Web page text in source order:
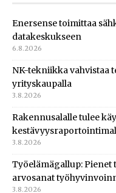
Enersense toimittaa
datakeskukseen
6.8.2026
NK-tekniikka vahvistaa
yrityskaupalla
3.8.2026
Rakennusalalle tulee
3.8.2026
Työelämägallup: Pienet
arvosanat
3.8.2026